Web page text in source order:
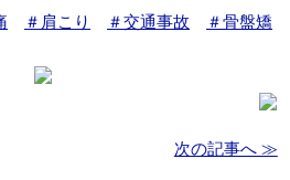
＃肩こり ＃交通事故
＃骨盤矯
次の記事へ ≫